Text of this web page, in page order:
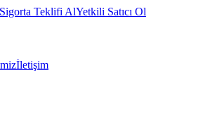
Sigorta Teklifi AlYetkili Satıcı Ol
İletişim